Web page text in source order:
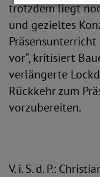
trotzdem liegt
und gezieltes
vor“, kritisiert
verlängerte
Rückkehr zum
vorzubereiten.
V. i. S. d. P.: